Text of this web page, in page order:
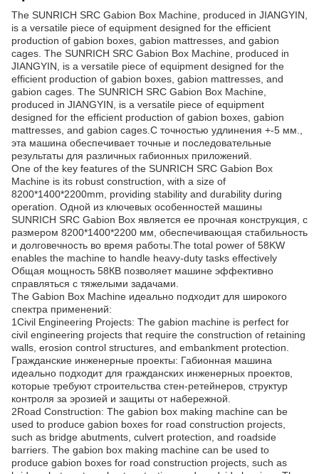
The SUNRICH SRC Gabion Box Machine, produced in JIANGYIN,
is a versatile piece of equipment designed for the efficient
production of gabion boxes, gabion mattresses, and gabion
cages. The SUNRICH SRC Gabion Box Machine, produced in
JIANGYIN, is a versatile piece of equipment designed for the
efficient production of gabion boxes, gabion mattresses, and
gabion cages. The SUNRICH SRC Gabion Box Machine,
produced in JIANGYIN, is a versatile piece of equipment
designed for the efficient production of gabion boxes, gabion
mattresses, and gabion cages.С точностью удлинения +-5 мм.,
эта машина обеспечивает точные и последовательные
результаты для различных габионных приложений.
One of the key features of the SUNRICH SRC Gabion Box
Machine is its robust construction, with a size of
8200*1400*2200mm, providing stability and durability during
operation. Одной из ключевых особенностей машины
SUNRICH SRC Gabion Box является ее прочная конструкция, с
размером 8200*1400*2200 мм, обеспечивающая стабильность
и долговечность во время работы.The total power of 58KW
enables the machine to handle heavy-duty tasks effectively
Общая мощность 58КВ позволяет машине эффективно
справляться с тяжелыми задачами.
The Gabion Box Machine идеально подходит для широкого
спектра применений:
1Civil Engineering Projects: The gabion machine is perfect for
civil engineering projects that require the construction of retaining
walls, erosion control structures, and embankment protection.
Гражданские инженерные проекты: Габионная машина
идеально подходит для гражданских инженерных проектов,
которые требуют строительства стен-ретейнеров, структур
контроля за эрозией и защиты от набережной.
2Road Construction: The gabion box making machine can be
used to produce gabion boxes for road construction projects,
such as bridge abutments, culvert protection, and roadside
barriers. The gabion box making machine can be used to
produce gabion boxes for road construction projects, such as